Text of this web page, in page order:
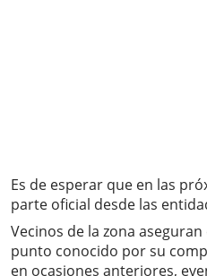
Es de esperar que en las
parte oficial desde las
Vecinos de la zona
punto conocido por su
en ocasiones anteriores,